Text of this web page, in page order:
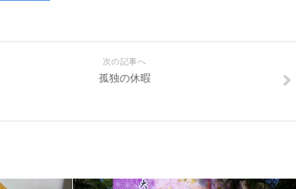
次の記事へ
孤独の休暇